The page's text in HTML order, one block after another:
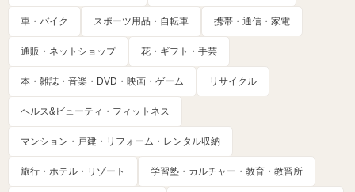
車・バイク スポーツ用品・自転車 携帯・通信・家電
通販・ネットショップ 花・ギフト・手芸
本・雑誌・音楽・DVD・映画・ゲーム リサイクル
ヘルス&ビューティ・フィットネス
マンション・戸建・リフォーム・レンタル収納
旅行・ホテル・リゾート 学習塾・カルチャー・教育・教習所